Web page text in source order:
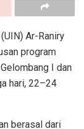
Ar-Raniry
program
I dan
hari, 22–24
berasal dari